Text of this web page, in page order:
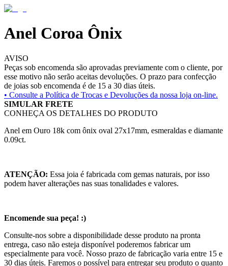
Anel Coroa Ônix
AVISO
Peças sob encomenda são aprovadas previamente com o cliente, por
esse motivo não serão aceitas devoluções. O prazo para confecção
de joias sob encomenda é de 15 a 30 dias úteis.
• Consulte a Política de Trocas e Devoluções da nossa loja on-line.
SIMULAR FRETE
CONHEÇA OS DETALHES DO PRODUTO
Anel em Ouro 18k com ônix oval 27x17mm, esmeraldas e diamante
0.09ct.
ATENÇÃO: Essa joia é fabricada com gemas naturais, por isso
podem haver alterações nas suas tonalidades e valores.
Encomende sua peça! :)
Consulte-nos sobre a disponibilidade desse produto na pronta
entrega, caso não esteja disponível poderemos fabricar um
especialmente para você. Nosso prazo de fabricação varia entre 15 e
30 dias úteis. Faremos o possível para entregar seu produto o quanto